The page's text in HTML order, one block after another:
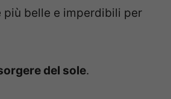
più belle e imperdibili per
del sole.